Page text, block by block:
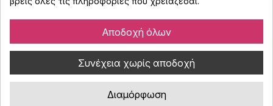
Αποδοχή όλων
Συνέχεια χωρίς αποδοχή
Διαμόρφωση